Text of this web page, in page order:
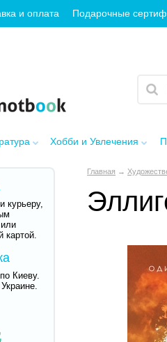
и оплата Подарочные
Хобби и Увлечения
курьеру,
картой.
Киеву.
Главная →